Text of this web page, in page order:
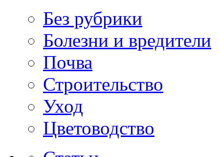
Без рубрики
Болезни и вредители
Почва
Строительство
Уход
Цветоводство